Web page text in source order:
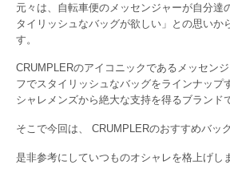
元々は、自転車便のメッセンジャーが自分達
タイリッシュなバッグが欲しい」との思いか
す。
CRUMPLERのアイコニックであるメッセン
フでスタイリッシュなバッグをラインナップ
シャレメンズから絶大な支持を得るブランド
そこで今回は、 CRUMPLERのおすすめバッ
是非参考にしていつものオシャレを格上げし